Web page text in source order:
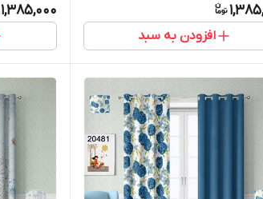
افزودن به سبد
1,385,000